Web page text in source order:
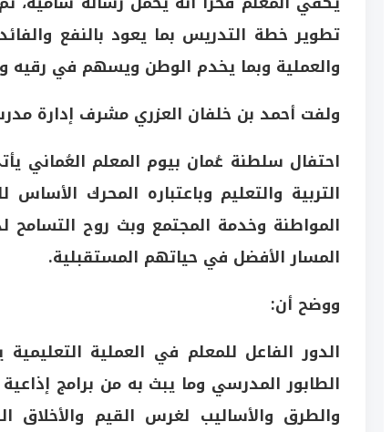
تطوير خطة التدريس بما يعود بالنفع
والعملية وبما يخدم الوطن ويسهم في رقيه
ولفت أحمد بن خلفان العزري مشرف إدارة
احتفال سلطنة عُمان بيوم المعلم العُماني
التربية والتعليم وباعتباره المحرك
المواطنة وخدمة المجتمع وبث روح
المسار الأفضل في حياتهم المستقبلية.
ووضح أن:
الدور الفاعل للمعلم في العملية
الطابور المدرسي وما يبث به من برامج
والطرق والأساليب لغرس القيم